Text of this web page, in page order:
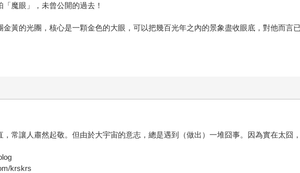
魔眼」，未曾公開的過去！
黃的光團，核心是一顆金色的大眼，可以把幾百光年之內的景象盡收眼底，對他而言
常讓人肅然起敬。但由於大宇宙的意志，總是遇到（做出）一堆囧事。因為實在太囧，
krskrs